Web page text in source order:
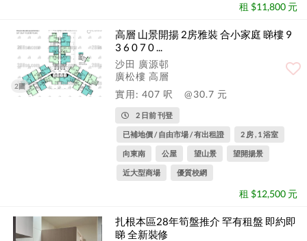
租 $11,800 元
2圖
高層 山景開揚 2房雅裝 合小家庭 睇樓 9
3 6 0 7 0 ...
沙田 廣源邨
廣松樓 高層
實用: 407 呎
@30.7 元
2 日前 刊登
已補地價 / 自由市場 / 有出租證 2 房 , 1 浴室
向東南 公屋 望山景 望開揚景
近大型商場 優質校網
租 $12,500 元
扎根本區28年筍盤推介 罕有租盤 即約即
睇 全新裝修